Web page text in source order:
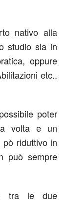
nativo alla
studio sia in
oppure
etc..
poter
volta e un
riduttivo in
può sempre
tra le due